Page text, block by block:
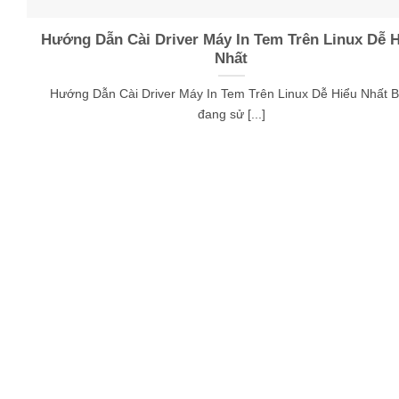
Hướng Dẫn Cài Driver Máy In Tem Trên Linux Dễ
Nhất
Hướng Dẫn Cài Driver Máy In Tem Trên Linux Dễ Hiểu Nhất
đang sử [...]